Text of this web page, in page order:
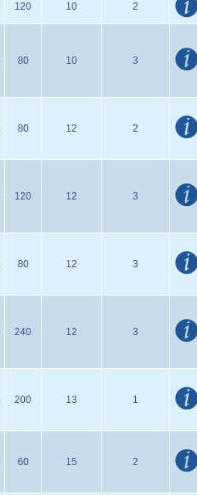
120 10 2
80 10 3
80 12 2
120 12 3
80 12 3
240 12 3
200 13 1
60 15 2